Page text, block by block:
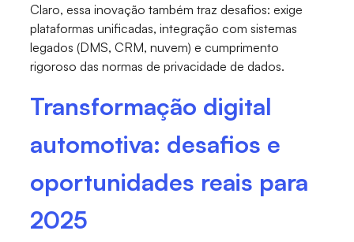
Claro, essa inovação também traz desafios: exige
plataformas unificadas, integração com sistemas
legados (DMS, CRM, nuvem) e cumprimento
rigoroso das normas de privacidade de dados.
Transformação digital
automotiva: desafios e
oportunidades reais para
2025